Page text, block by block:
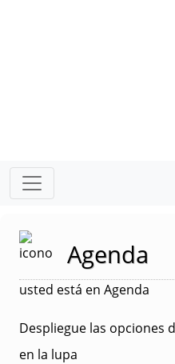
Agenda
usted está en Agenda
Despliegue las opciones
en la lupa